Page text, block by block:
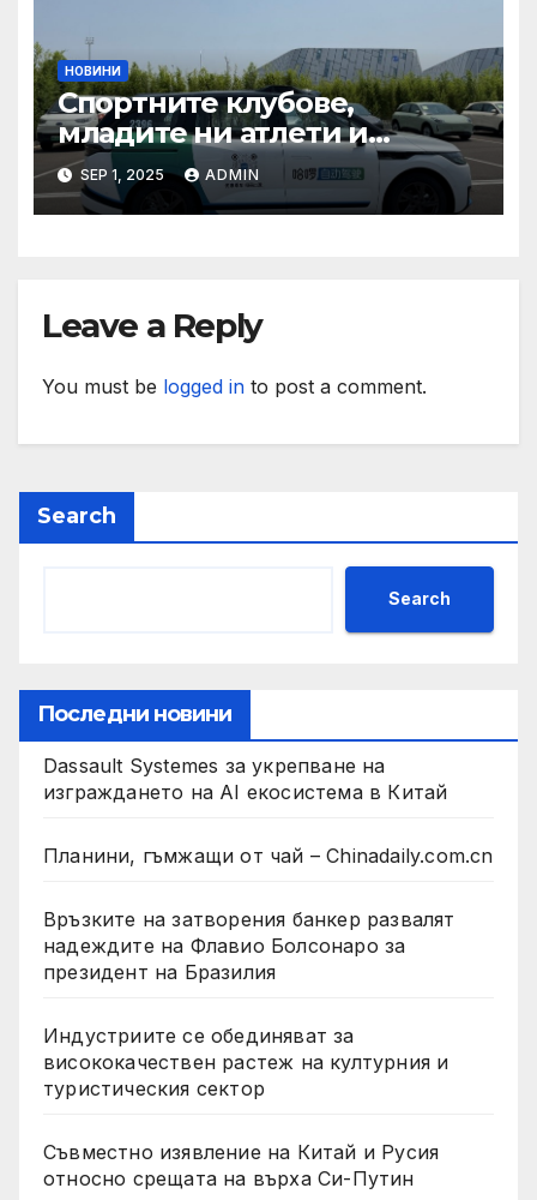
НОВИНИ
Спортните клубове,
младите ни атлети и
техните треньори имат
нужда от нашата подкрепа
и ние ще им я осигурим
SEP 1, 2025 ADMIN
Leave a Reply
You must be logged in to post a comment.
Search
Search
Последни новини
Dassault Systemes за укрепване на
изграждането на AI екосистема в Китай
Планини, гъмжащи от чай – Chinadaily.com.cn
Връзките на затворения банкер развалят
надеждите на Флавио Болсонаро за
президент на Бразилия
Индустриите се обединяват за
висококачествен растеж на културния и
туристическия сектор
Съвместно изявление на Китай и Русия
относно срещата на върха Си-Путин